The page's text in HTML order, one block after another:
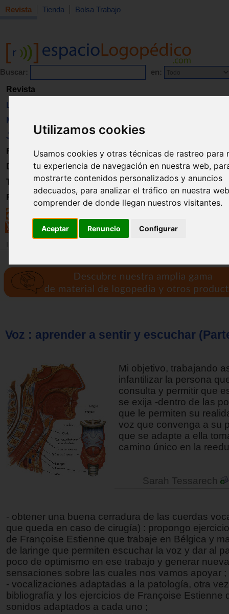
Utilizamos cookies
Usamos cookies y otras técnicas de rastreo para
tu experiencia de navegación en nuestra web,
mostrarte contenidos personalizados y anuncios
adecuados, para analizar el tráfico en nuestra
comprender de donde llegan nuestros visitantes.
Aceptar Renuncio Configurar
Revista Tienda Bolsa Trabajo
Buscar: en:
Revista
Libros
Material
Juguetes
Formación
Directorio
Trabajo
Registro
Voz : aprender a sentir y escuchar
Mi objetivo, trabajando
infantilizar la persona
consulta y permitir que
se exija -dentro de las
que le permiten su
voz que convenga a su
que se adapte a ella
camino único en la
Sarah Tessarech
- obtener una buena cerradura de las cuerdas
que queda en caso de cirugía) : propongo
de Françoise Estienne que trabaje en Bélgica y
de laringe que permiten escuchar la voz y dar al
poco de optimismo en ese trabajo y generar
sensaciones sobre las cuales nos vamos apoyar ;
- vocalizaciones adaptadas a la patología, otra
bibliografía y los ejercicios de Françoise Estienne
sonidos adaptados a cada uno ;